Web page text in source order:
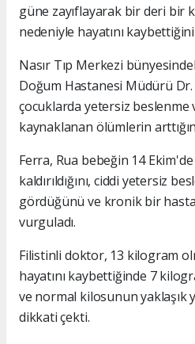
güne zayıflayarak bir deri bir
nedeniyle hayatını
Nasır Tıp Merkezi
Doğum Hastanesi Müdürü
çocuklarda yetersiz beslenme
kaynaklanan ölümlerin
Ferra, Rua bebeğin 14
kaldırıldığını, ciddi yetersiz
gördüğünü ve kronik bir
vurguladı.
Filistinli doktor, 13 kilogram
hayatını kaybettiğinde 7
ve normal kilosunun yaklaşık
dikkati çekti.